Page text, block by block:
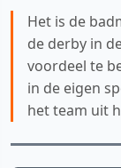
Het is de
de derby in
voordeel te
in de eigen
het team uit